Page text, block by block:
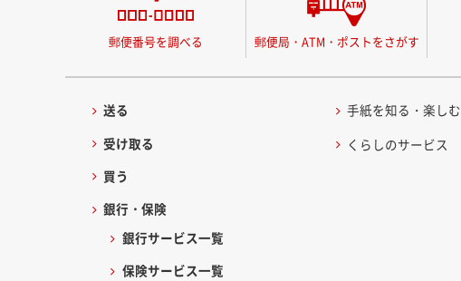
郵便番号を調べる 郵便局・ATM・ポストをさがす
送る
受け取る
買う
銀行・保険
銀行サービス一覧
保険サービス一覧
手紙を知る・楽しむ
くらしのサービス